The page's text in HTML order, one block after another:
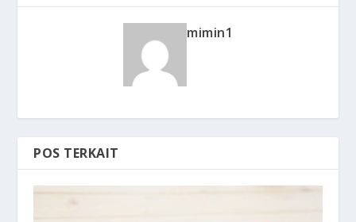
mimin1
POS TERKAIT